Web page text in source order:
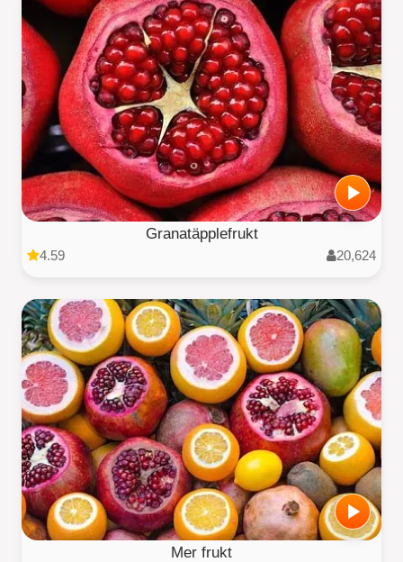
Granatäpplefrukt
4.59 20,624
Mer frukt